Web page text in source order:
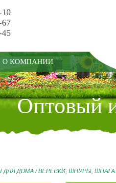
10
67
45
Оптовый
О КОМПАНИИ
ДЛЯ ДОМА/ВЕРЕВКИ, ШНУРЫ,